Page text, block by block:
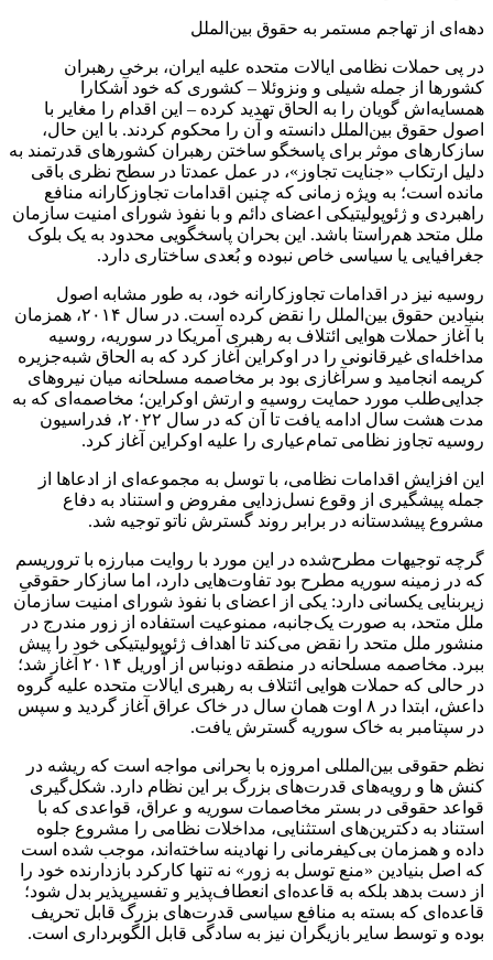
دهه‌ای از تهاجم مستمر به حقوق بین‌الملل
در پی حملات نظامی ایالات متحده علیه ایران، برخی رهبران
کشورها از جمله شیلی و ونزوئلا – کشوری که خود آشکارا
همسایه‌اش گویان را به الحاق تهدید کرده – این اقدام را مغایر با
اصول حقوق بین‌الملل دانسته و آن را محکوم کردند. با این حال،
سازکارهای موثر برای پاسخگو ساختن رهبران کشورهای قدرتمند به
دلیل ارتکاب «جنایت تجاوز»، در عمل عمدتا در سطح نظری باقی
مانده است؛ به ‌ویژه زمانی که چنین اقدامات تجاوزکارانه منافع
راهبردی و ژئوپولیتیکی اعضای دائم و با نفوذ شورای امنیت سازمان
ملل متحد هم‌راستا باشد. این بحران پاسخگویی محدود به یک بلوک
جغرافیایی یا سیاسی خاص نبوده و بُعدی ساختاری دارد.
روسیه نیز در اقدامات تجاوزکارانه خود، به ‌طور مشابه اصول
بنیادین حقوق بین‌الملل را نقض کرده است. در سال ۲۰۱۴، همزمان
با آغاز حملات هوایی ائتلاف به رهبری آمریکا در سوریه، روسیه
مداخله‌ای غیرقانونی را در اوکراین آغاز کرد که به الحاق شبه‌جزیره
کریمه انجامید و سرآغازی بود بر مخاصمه مسلحانه میان نیروهای
جدایی‌طلب مورد حمایت روسیه و ارتش اوکراین؛ مخاصمه‌ای که به
مدت هشت سال ادامه یافت تا آن ‌که در سال ۲۰۲۲، فدراسیون
روسیه تجاوز نظامی تمام‌عیاری را علیه اوکراین آغاز کرد.
این افزایش اقدامات نظامی، با توسل به مجموعه‌ای از ادعاها از
جمله پیشگیری از وقوع نسل‌زدایی مفروض و استناد به دفاع
مشروع پیشدستانه در برابر روند گسترش ناتو توجیه شد.
گرچه توجیهات مطرح‌شده در این مورد با روایت مبارزه با تروریسم
که در زمینه سوریه مطرح بود تفاوت‌هایی دارد، اما سازکار حقوقیِ
زیربنایی یکسانی دارد: یکی از اعضای با نفوذ شورای امنیت سازمان
ملل متحد، به‌ صورت یک‌جانبه، ممنوعیت استفاده از زور مندرج در
منشور ملل متحد را نقض می‌کند تا اهداف ژئوپولیتیکی خود را پیش
ببرد. مخاصمه مسلحانه در منطقه دونباس از آوریل ۲۰۱۴ آغاز شد؛
در حالی ‌که حملات هوایی ائتلاف به رهبری ایالات متحده علیه گروه
داعش، ابتدا در ۸ اوت همان سال در خاک عراق آغاز گردید و سپس
در سپتامبر به خاک سوریه گسترش یافت.
نظم حقوقی بین‌المللی امروزه با بحرانی مواجه است که ریشه در
کنش ها و رویه‌های قدرت‌های بزرگ بر این نظام دارد. شکل‌گیری
قواعد حقوقی در بستر مخاصمات سوریه و عراق، قواعدی که با
استناد به دکترین‌های استثنایی، مداخلات نظامی را مشروع جلوه
داده و همزمان بی‌کیفرمانی را نهادینه ساخته‌اند، موجب شده است
که اصل بنیادین «منع توسل به زور» نه‌ تنها کارکرد بازدارنده خود را
از دست بدهد بلکه به قاعده‌ای انعطاف‌پذیر و تفسیرپذیر بدل شود؛
قاعده‌ای که بسته به منافع سیاسی قدرت‌های بزرگ قابل تحریف
بوده و توسط سایر بازیگران نیز به ‌سادگی قابل الگوبرداری است.